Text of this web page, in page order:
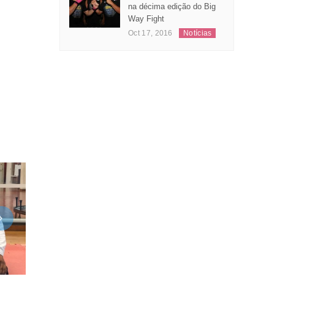
na décima edição do Big
Way Fight
Oct 17, 2016 Notícias